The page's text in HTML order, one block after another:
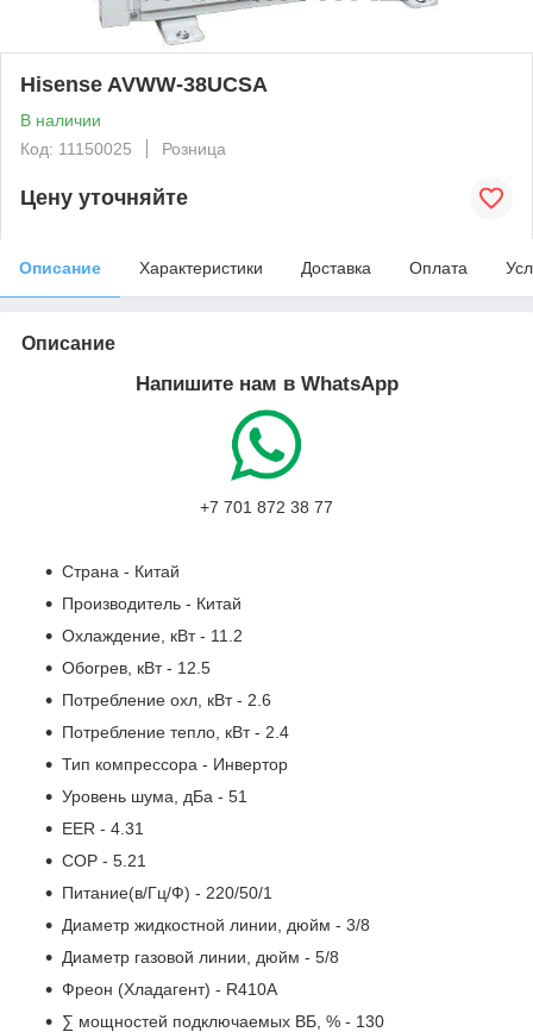
Hisense AVWW-38UCSA
В наличии
Код: 11150025
Розница
Цену уточняйте
Описание Характеристики Доставка Оплата
Описание
Напишите нам в WhatsApp
+7 701 872 38 77
Страна - Китай
Производитель - Китай
Охлаждение, кВт- 11.2
Обогрев, кВт- 12.5
Потребление охл, кВт- 2.6
Потребление тепло, кВт- 2.4
Тип компрессора - Инвертор
Уровень шума, дБа - 51
EER - 4.31
COP - 5.21
Питание(в/Гц/Ф) - 220/50/1
Диаметр жидкостной линии, дюйм - 3/8
Диаметр газовой линии, дюйм - 5/8
Фреон (Хладагент) - R410A
∑ мощностей подключаемых ВБ, % - 130